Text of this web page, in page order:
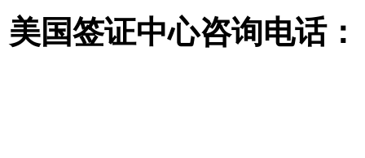
美国签证中心咨询电话